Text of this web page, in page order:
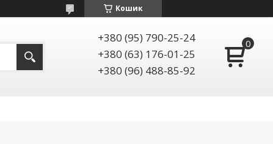
Кошик
+380 (95) 790-25-24
+380 (63) 176-01-25
+380 (96) 488-85-92